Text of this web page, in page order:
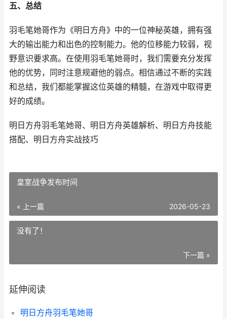
五、总结
羽毛笔她哥作为《明日方舟》中的一位神秘英雄，拥有强
大的输出能力和出色的控制能力。他的位移能力较弱，视
野意识要求高。在使用羽毛笔她哥时，我们需要充分发挥
他的优势，同时注意规避他的弱点。相信通过不断的实践
和总结，我们都能掌握这位英雄的精髓，在游戏中取得更
好的成绩。
明日方舟羽毛笔她哥、明日方舟英雄解析、明日方舟技能
搭配、明日方舟实战技巧
皇室战争发布时间
« 上一篇 2026-05-23
没有了！
下一篇 »
延伸阅读
明日方舟羽毛笔她哥